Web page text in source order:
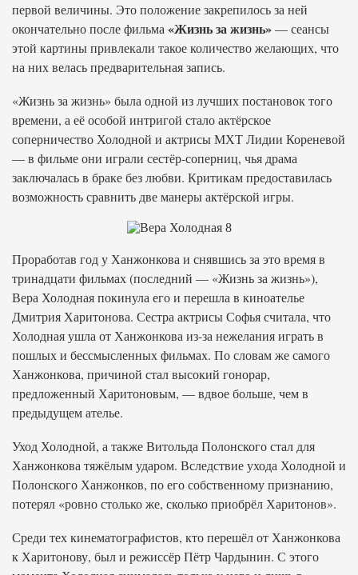
первой величины. Это положение закрепилось за ней
окончательно после фильма «Жизнь за жизнь»— сеансы
этой картины привлекали такое количество желающих, что
на них велась предварительная запись.
«Жизнь за жизнь» была одной из лучших постановок того
времени, а её особой интригой стало актёрское
соперничество Холодной и актрисы МХТ Лидии Кореневой
— в фильме они играли сестёр-соперниц, чья драма
заключалась в браке без любви. Критикам предоставилась
возможность сравнить две манеры актёрской игры.
Проработав год у Ханжонкова и снявшись за это время в
тринадцати фильмах (последний — «Жизнь за жизнь»),
Вера Холодная покинула его и перешла в киноателье
Дмитрия Харитонова. Сестра актрисы Софья считала, что
Холодная ушла от Ханжонкова из-за нежелания играть в
пошлых и бессмысленных фильмах. По словам же самого
Ханжонкова, причиной стал высокий гонорар,
предложенный Харитоновым, — вдвое больше, чем в
предыдущем ателье.
Уход Холодной, а также Витольда Полонского стал для
Ханжонкова тяжёлым ударом. Вследствие ухода Холодной и
Полонского Ханжонков, по его собственному признанию,
потерял «ровно столько же, сколько приобрёл Харитонов».
Среди тех кинематографистов, кто перешёл от Ханжонкова
к Харитонову, был и режиссёр Пётр Чардынин. С этого